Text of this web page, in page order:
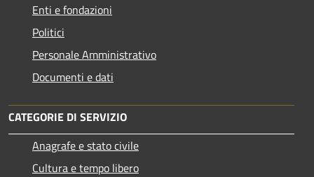
Enti e fondazioni
Politici
Personale Amministrativo
Documenti e dati
CATEGORIE DI SERVIZIO
Anagrafe e stato civile
Cultura e tempo libero